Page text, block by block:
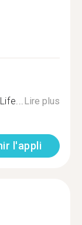
Lire plus
l'appli